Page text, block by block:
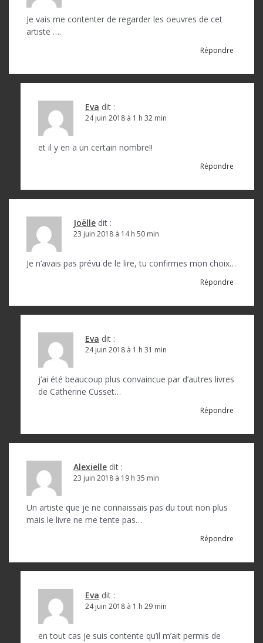
Je vais me contenter de regarder les oeuvres de cet
artiste ….
Répondre
Eva dit :
24 juin 2018 à 1 h 32 min
et il y en a un certain nombre!!
Répondre
Joëlle dit :
23 juin 2018 à 14 h 50 min
Je n’avais pas prévu de le lire, tu confirmes mon choix…
Répondre
Eva dit :
24 juin 2018 à 1 h 31 min
j’ai été beaucoup plus convaincue par d’autres livres
de Catherine Cusset…
Répondre
Alexielle dit :
23 juin 2018 à 19 h 35 min
Un artiste que je ne connaissais pas du tout non plus
mais le livre ne me tente pas…
Répondre
Eva dit :
24 juin 2018 à 1 h 29 min
en tout cas je suis contente qu’il m’ait permis de